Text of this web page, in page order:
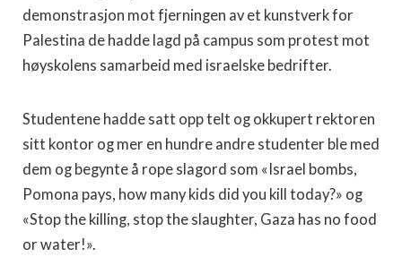
demonstrasjon mot fjerningen av et kunstverk for
Palestina de hadde lagd på campus som protest mot
høyskolens samarbeid med israelske bedrifter.
Studentene hadde satt opp telt og okkupert rektoren
sitt kontor og mer en hundre andre studenter ble med
dem og begynte å rope slagord som «Israel bombs,
Pomona pays, how many kids did you kill today?» og
«Stop the killing, stop the slaughter, Gaza has no food
or water!».